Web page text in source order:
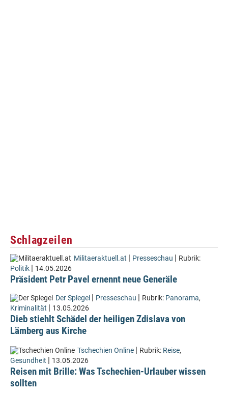
Schlagzeilen
Militaeraktuell.at | Presseschau | Rubrik:
Politik | 14.05.2026
Präsident Petr Pavel ernennt neue Generäle
Der Spiegel | Presseschau | Rubrik: Panorama,
Kriminalität | 13.05.2026
Dieb stiehlt Schädel der heiligen Zdislava von
Lämberg aus Kirche
Tschechien Online | Rubrik: Reise,
Gesundheit | 13.05.2026
Reisen mit Brille: Was Tschechien-Urlauber wissen
sollten